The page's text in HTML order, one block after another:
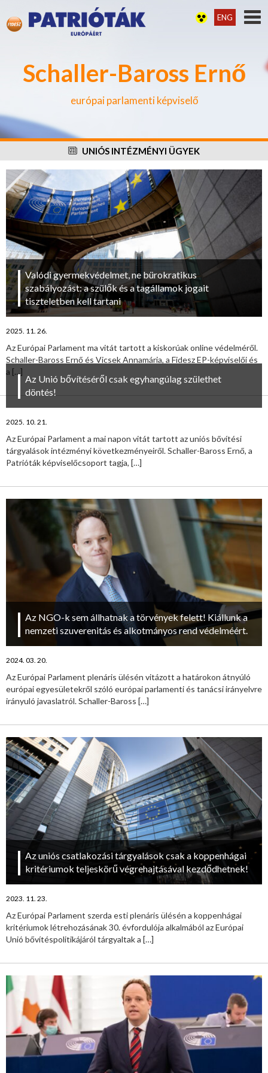
Schaller-Baross Ernő
európai parlamenti képviselő
ENG
UNIÓS INTÉZMÉNYI ÜGYEK
Valódi gyermekvédelmet, ne bürokratikus
szabályozást: a szülők és a tagállamok jogait
tiszteletben kell tartani
2025. 11. 26.
Az Európai Parlament ma vitát tartott a kiskorúak online védelméről.
Schaller-Baross Ernő és Vicsek Annamária, a Fidesz EP-képviselői és
a […]
Az Unió bővítéséről csak egyhangúlag születhet
döntés!
2025. 10. 21.
Az Európai Parlament a mai napon vitát tartott az uniós bővítési
tárgyalások intézményi következményeiről. Schaller-Baross Ernő, a
Patrióták képviselőcsoport tagja, […]
Az NGO-k sem állhatnak a törvények felett! Kiállunk a
nemzeti szuverenitás és alkotmányos rend védelméért.
2024. 03. 20.
Az Európai Parlament plenáris ülésén vitázott a határokon átnyúló
európai egyesületekről szóló európai parlamenti és tanácsi irányelvre
irányuló javaslatról. Schaller-Baross […]
Az uniós csatlakozási tárgyalások csak a koppenhágai
kritériumok teljeskörű végrehajtásával kezdődhetnek!
2023. 11. 23.
Az Európai Parlament szerda esti plenáris ülésén a koppenhágai
kritériumok létrehozásának 30. évfordulója alkalmából az Európai
Unió bővítéspolitikájáról tárgyaltak a […]